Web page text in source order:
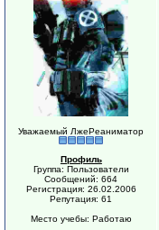
Уважаемый ЛжеРеаниматор
Профиль
Группа: Пользователи
Сообщений: 664
Регистрация: 26.02.2006
Репутация: 61
Место учебы: Работаю